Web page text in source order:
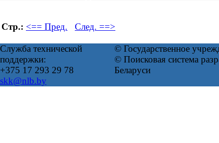
Стр.: <== Пред. След. ==>
Служба технической
поддержки:
+375 17 293 29 78
skk@nlb.by
© Государственное
© Поисковая система
Беларуси